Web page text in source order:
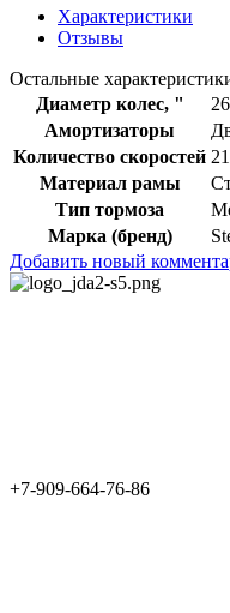
Характеристики
Отзывы
Остальные
Диаметр колес, "
26
Амортизаторы
Количество скоростей 21
Материал рамы
Тип тормоза
Марка (бренд)
Добавить новый
+7-909-664-76-86